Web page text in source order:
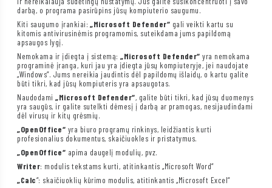
darbą, o programa pasirūpins jūsų kompiuterio saugumu.
Kiti saugumo įrankiai:„Microsoft Defender“ gali veikti kartu su
kitomis antivirusinėmis programomis, suteikdama jums papildomą
apsaugos lygį.
Nemokama ir įdiegta į sistemą:„Microsoft Defender“ yra nemokama
programinė įranga, kuri jau yra įdiegta jūsų kompiuteryje, jei naudojate
„Windows“. Jums nereikia jaudintis dėl papildomų išlaidų, o kartu galite
būti tikri, kad jūsų kompiuteris yra apsaugotas.
Naudodami„Microsoft Defender“, galite būti tikri, kad jūsų duomenys
yra saugūs, ir galite sutelkti dėmesį į darbą ar pramogas, nesijaudindami
dėl virusų ir kitų grėsmių.
„OpenOffice“ yra biuro programų rinkinys, leidžiantis kurti
profesionalius dokumentus, skaičiuokles ir pristatymus.
„OpenOffice“ apima daugelį modulių, pvz.
Writer: modulis tekstams kurti, atitinkantis „Microsoft Word“
„Calc“: skaičiuoklių kūrimo modulis, atitinkantis „Microsoft Excel“